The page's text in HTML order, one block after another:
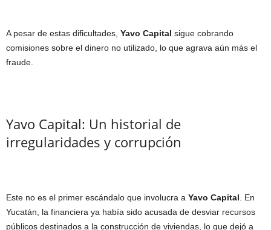
A pesar de estas dificultades, Yavo Capital sigue cobrando
comisiones sobre el dinero no utilizado, lo que agrava aún más el
fraude.
Yavo Capital: Un historial de
irregularidades y corrupción
Este no es el primer escándalo que involucra a Yavo Capital . En
Yucatán, la financiera ya había sido acusada de desviar recursos
públicos destinados a la construcción de viviendas, lo que dejó a